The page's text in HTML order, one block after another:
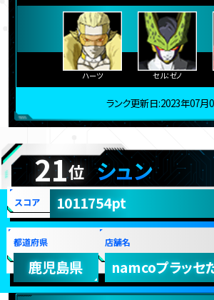
ハーツ セル：ゼノ
ランク更新日:2023年07月
21位 シュン
スコア 1011754pt
都道府県
鹿児島県
店舗名
namcoプラッセ